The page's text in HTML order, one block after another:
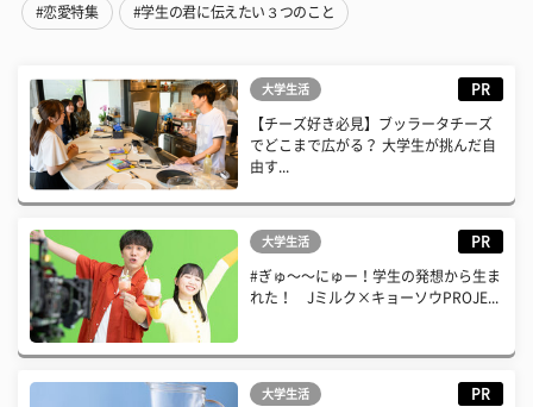
#恋愛特集 #学生の君に伝えたい３つのこと
大学生活 PR
【チーズ好き必見】ブッラータチーズ
でどこまで広がる？ 大学生が挑んだ自
由す...
大学生活 PR
#ぎゅ〜〜にゅー！学生の発想から生ま
れた！ Jミルク×キョーソウPROJE...
大学生活 PR